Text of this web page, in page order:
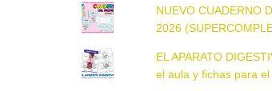
NUEVO CUADERNO
2026
EL APARATO
el aula y fichas para